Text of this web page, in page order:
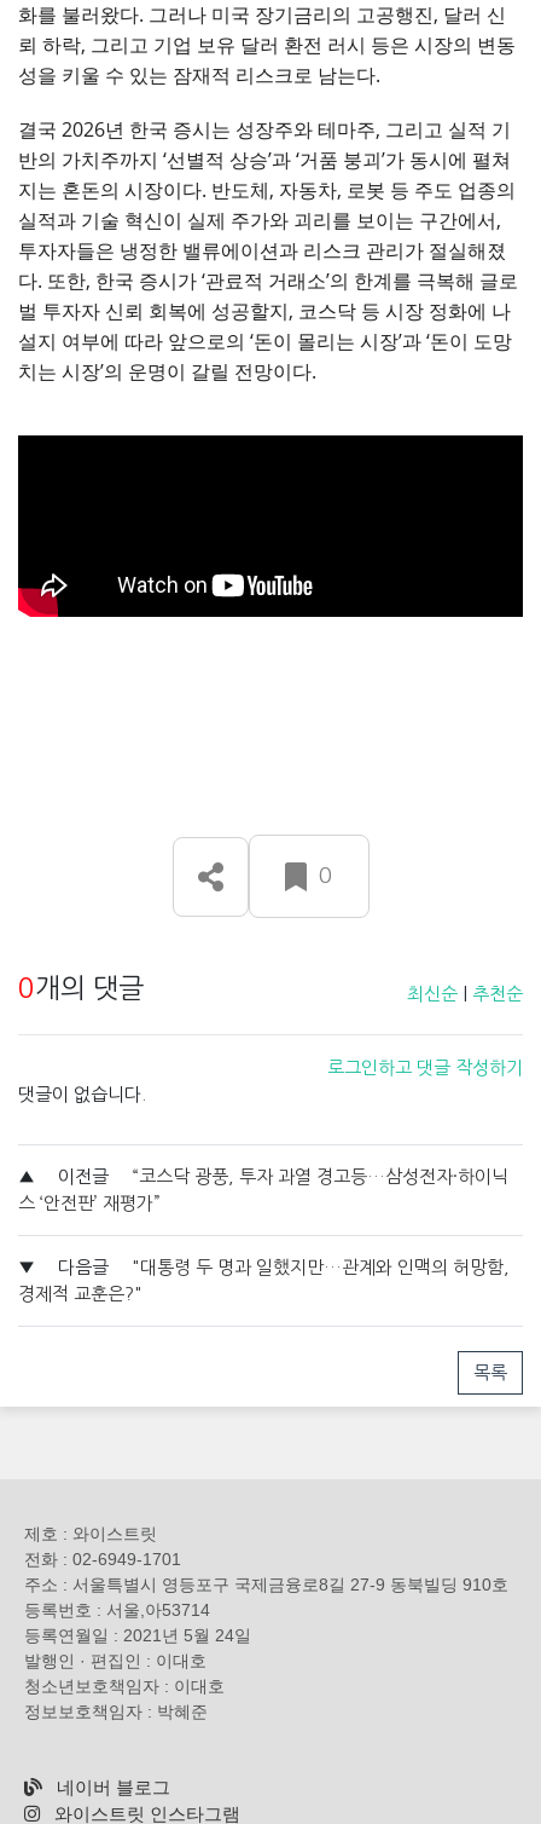
화를 불러왔다. 그러나 미국 장기금리의 고공행진, 달러 신
뢰 하락, 그리고 기업 보유 달러 환전 러시 등은 시장의 변동
성을 키울 수 있는 잠재적 리스크로 남는다.
결국 2026년 한국 증시는 성장주와 테마주, 그리고 실적 기
반의 가치주까지 ‘선별적 상승’과 ‘거품 붕괴’가 동시에 펼쳐
지는 혼돈의 시장이다. 반도체, 자동차, 로봇 등 주도 업종의
실적과 기술 혁신이 실제 주가와 괴리를 보이는 구간에서,
투자자들은 냉정한 밸류에이션과 리스크 관리가 절실해졌
다. 또한, 한국 증시가 ‘관료적 거래소’의 한계를 극복해 글로
벌 투자자 신뢰 회복에 성공할지, 코스닥 등 시장 정화에 나
설지 여부에 따라 앞으로의 ‘돈이 몰리는 시장’과 ‘돈이 도망
치는 시장’의 운명이 갈릴 전망이다.
0
0개의 댓글 최신순 추천순
로그인하고 댓글 작성하기
댓글이 없습니다.
▲ 이전글
“코스닥 광풍, 투자 과열 경고등…삼성전자·하이닉
스 ‘안전판’ 재평가”
▼ 다음글
"대통령 두 명과 일했지만…관계와 인맥의 허망함,
경제적 교훈은?"
목록
제호 : 와이스트릿
전화 : 02-6949-1701
주소 : 서울특별시 영등포구 국제금융로8길 27-9 동북빌딩 910호
등록번호 : 서울,아53714
등록연월일 : 2021년 5월 24일
발행인 · 편집인 : 이대호
청소년보호책임자 : 이대호
정보보호책임자 : 박혜준
네이버 블로그
와이스트릿 인스타그램